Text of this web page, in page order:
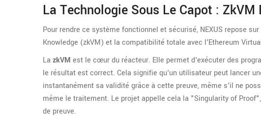
La Technologie Sous Le Capot :
Pour rendre ce système fonctionnel et sécurisé, NEXUS repose
Knowledge (zkVM) et la compatibilité totale avec l'Ethereum
La zkVM est le cœur du réacteur. Elle permet d'exécuter des
le résultat est correct. Cela signifie qu'un utilisateur peut lancer
instantanément sa validité grâce à cette preuve, même s'il ne
même le traitement. Le projet appelle cela la "Singularity of
de preuve.